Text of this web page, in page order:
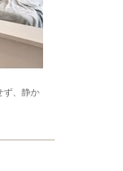
ず、静か